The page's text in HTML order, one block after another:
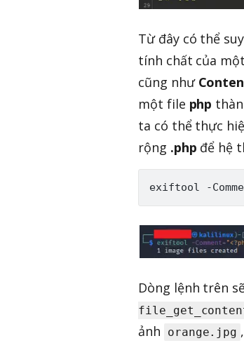
Từ đây có thể
tính chất của
cũng như
một file php
ta có thể thực
rộng .php để hệ
Dòng lệnh trên
ảnh
orange.jpg